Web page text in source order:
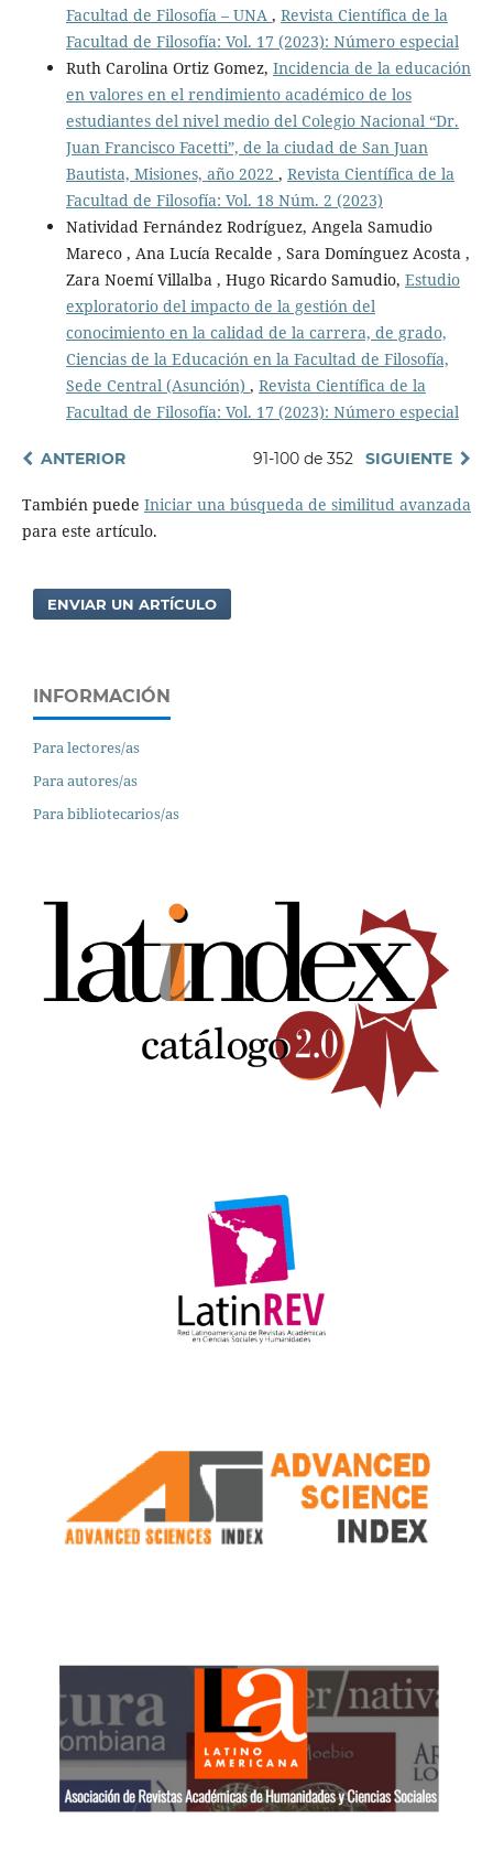
Facultad de Filosofía – UNA , Revista Científica de la
Facultad de Filosofía: Vol. 17 (2023): Número especial
Ruth Carolina Ortiz Gomez, Incidencia de la educación
en valores en el rendimiento académico de los
estudiantes del nivel medio del Colegio Nacional “Dr.
Juan Francisco Facetti”, de la ciudad de San Juan
Bautista, Misiones, año 2022 , Revista Científica de la
Facultad de Filosofía: Vol. 18 Núm. 2 (2023)
Natividad Fernández Rodríguez, Angela Samudio
Mareco , Ana Lucía Recalde , Sara Domínguez Acosta ,
Zara Noemí Villalba , Hugo Ricardo Samudio, Estudio
exploratorio del impacto de la gestión del
conocimiento en la calidad de la carrera, de grado,
Ciencias de la Educación en la Facultad de Filosofía,
Sede Central (Asunción) , Revista Científica de la
Facultad de Filosofía: Vol. 17 (2023): Número especial
ANTERIOR 91-100 de 352 SIGUIENTE
También puede Iniciar una búsqueda de similitud avanzada
para este artículo.
ENVIAR UN ARTÍCULO
INFORMACIÓN
Para lectores/as
Para autores/as
Para bibliotecarios/as